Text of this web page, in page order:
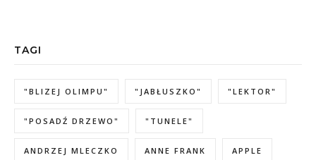
TAGI
"BLIZEJ OLIMPU" "JABŁUSZKO" "LEKTOR"
"POSADŹ DRZEWO" "TUNELE"
ANDRZEJ MLECZKO ANNE FRANK APPLE